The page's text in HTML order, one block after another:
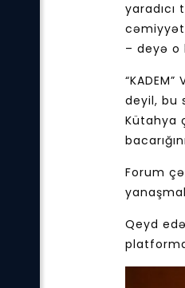
– deyə o
deyil, bu
Kütahya
Forum
Qeyd